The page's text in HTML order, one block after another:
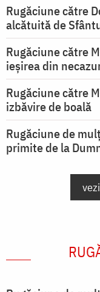
Rugăciune către
alcătuită de
Rugăciune către
ieşirea din
Rugăciune către
izbăvire de boală
Rugăciune de
primite de la